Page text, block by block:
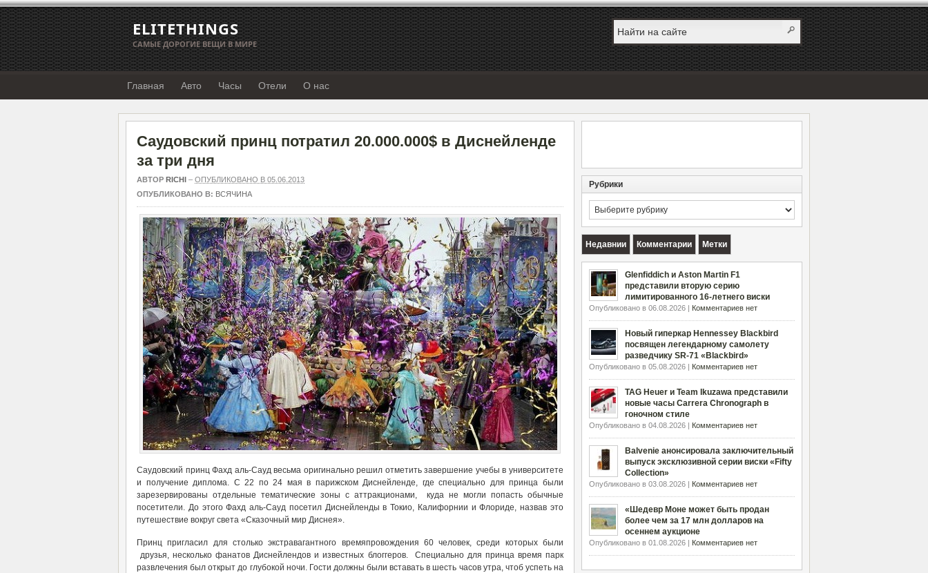
ELITETHINGS
САМЫЕ ДОРОГИЕ ВЕЩИ В МИРЕ
Главная Авто Часы Отели О нас
Саудовский принц потратил 20.000.000$ в Диснейленде
за три дня
АВТОР RICHI – ОПУБЛИКОВАНО В 05.06.2013
ОПУБЛИКОВАНО В: ВСЯЧИНА
Саудовский принц Фахд аль-Сауд весьма оригинально решил отметить завершение учебы в университете
и получение диплома. С 22 по 24 мая в парижском Диснейленде, где специально для принца были
зарезервированы отдельные тематические зоны с аттракционами, куда не могли попасть обычные
посетители. До этого Фахд аль-Сауд посетил Диснейленды в Токио, Калифорнии и Флориде, назвав это
путешествие вокруг света «Сказочный мир Диснея».
Принц пригласил для столько экстравагантного времяпровождения 60 человек, среди которых были
друзья, несколько фанатов Диснейлендов и известных блоггеров. Специально для принца время парк
развлечения был открыт до глубокой ночи. Гости должны были вставать в шесть часов утра, чтоб успеть на
Рубрики
Рубрики
Недавнии Комментарии Метки
Glenfiddich и Aston Martin F1
представили вторую серию
лимитированного 16-летнего виски
Опубликовано в 06.08.2026 | Комментариев нет
Новый гиперкар Hennessey Blackbird
посвящен легендарному самолету
разведчику SR-71 «Blackbird»
Опубликовано в 05.08.2026 | Комментариев нет
TAG Heuer и Team Ikuzawa представили
новые часы Carrera Chronograph в
гоночном стиле
Опубликовано в 04.08.2026 | Комментариев нет
Balvenie анонсировала заключительный
выпуск эксклюзивной серии виски «Fifty
Collection»
Опубликовано в 03.08.2026 | Комментариев нет
«Шедевр Моне может быть продан
более чем за 17 млн долларов на
осеннем аукционе
Опубликовано в 01.08.2026 | Комментариев нет